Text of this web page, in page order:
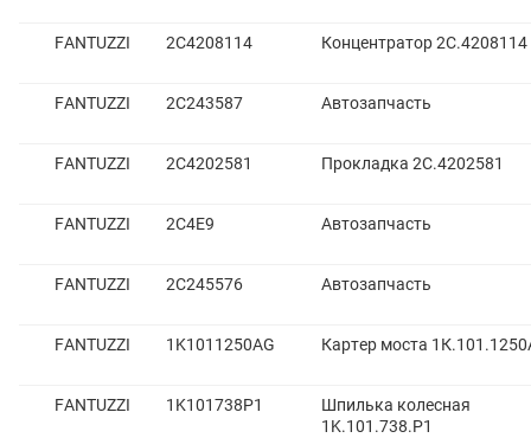
FANTUZZI 2C4208114 Концентратор 2С.4208114
FANTUZZI 2С243587 Автозапчасть
FANTUZZI 2C4202581 Прокладка 2С.4202581
FANTUZZI 2С4Е9 Автозапчасть
FANTUZZI 2С245576 Автозапчасть
FANTUZZI 1K1011250AG Картер моста
FANTUZZI 1K101738P1
Шпилька колесная
1K.101.738.P1